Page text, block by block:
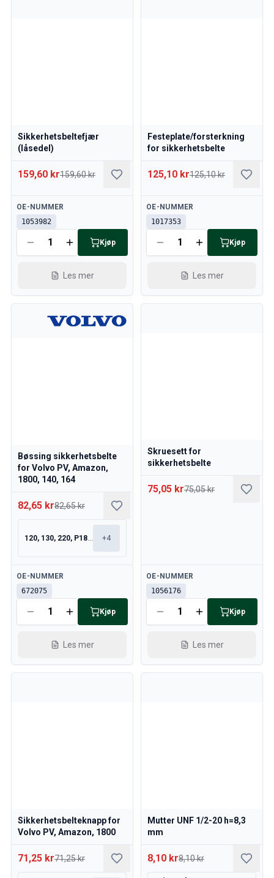
Månedens kampanje
Sikkerhetsbeltefjær
(låsedel)
159,60 kr159,60 kr
Tilgjengelig
OE-NUMMER
1053982
Kjøp
Les mer
Festeplate/forsterkning
for sikkerhetsbelte
125,10 kr125,10 kr
Tilgjengelig
OE-NUMMER
1017353
Kjøp
Les mer
Bøssing sikkerhetsbelte
for Volvo PV, Amazon,
1800, 140, 164
82,65 kr82,65 kr
120, 130, 220, P1800 +4
Tilgjengelig
OE-NUMMER
672075
Kjøp
Les mer
Skruesett for
sikkerhetsbelte
75,05 kr75,05 kr
Tilgjengelig
OE-NUMMER
1056176
Kjøp
Les mer
Sikkerhetsbelteknapp for
Volvo PV, Amazon, 1800
71,25 kr71,25 kr
Mutter UNF 1/2-20 h=8,3
mm
8,10 kr8,10 kr